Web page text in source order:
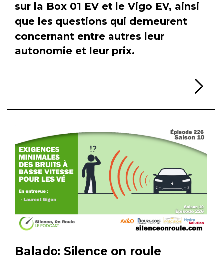
sur la Box 01 EV et le Vigo EV, ainsi
que les questions qui demeurent
concernant entre autres leur
autonomie et leur prix.
Balado: Silence on roule